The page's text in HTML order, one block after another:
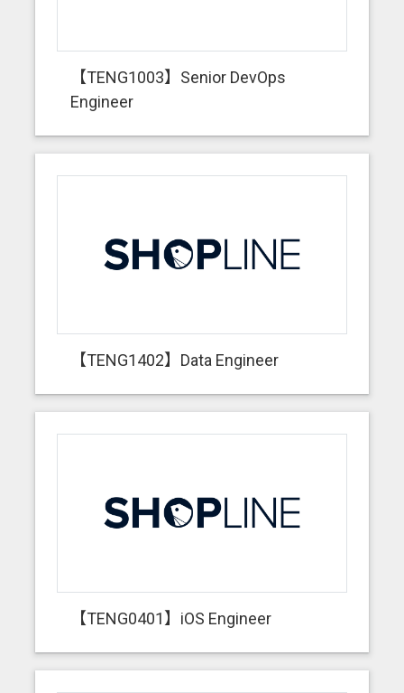
【TENG1003】Senior DevOps
Engineer
【TENG1402】Data Engineer
【TENG0401】iOS Engineer